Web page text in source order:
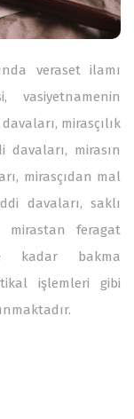
veraset ilamı
vasiyetnamenin
mirasçılık
davaları, mirasın
mirasçıdan mal
davaları, saklı
mirastan feragat
kadar bakma
işlemleri gibi